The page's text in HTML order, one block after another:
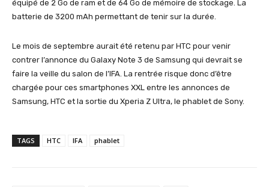
équipé de 2 Go de ram et de 64 Go de mémoire de stockage. La
batterie de 3200 mAh permettant de tenir sur la durée.
Le mois de septembre aurait été retenu par HTC pour venir
contrer l’annonce du Galaxy Note 3 de Samsung qui devrait se
faire la veille du salon de l’IFA. La rentrée risque donc d’être
chargée pour ces smartphones XXL entre les annonces de
Samsung, HTC et la sortie du Xperia Z Ultra, le phablet de Sony.
TAGS HTC IFA phablet